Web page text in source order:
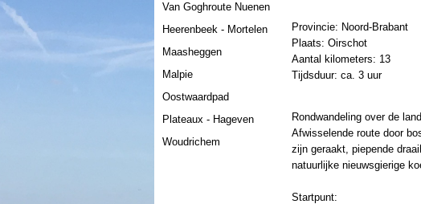
Van Goghroute Nuenen
Heerenbeek - Mortelen
Maasheggen
Malpie
Oostwaardpad
Plateaux - Hageven
Woudrichem
Provincie: Noord-Brabant
Plaats: Oirschot
Aantal kilometers: 13
Tijdsduur: ca. 3 uur
Rondwandeling over de
Afwisselende route door
zijn geraakt, piepende
natuurlijke nieuwsgierige
Startpunt: